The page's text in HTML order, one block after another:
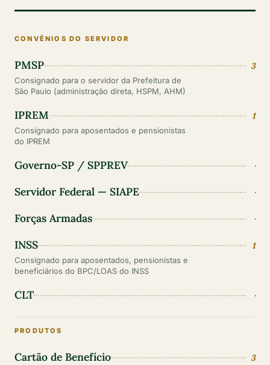
CONVÊNIOS DO SERVIDOR
PMSP 3
Consignado para o servidor da Prefeitura de
São Paulo (administração direta, HSPM, AHM)
IPREM 1
Consignado para aposentados e pensionistas
do IPREM
Governo-SP / SPPREV ·
Servidor Federal — SIAPE ·
Forças Armadas ·
INSS 1
Consignado para aposentados, pensionistas e
beneficiários do BPC/LOAS do INSS
CLT ·
PRODUTOS
Cartão de Benefício 3